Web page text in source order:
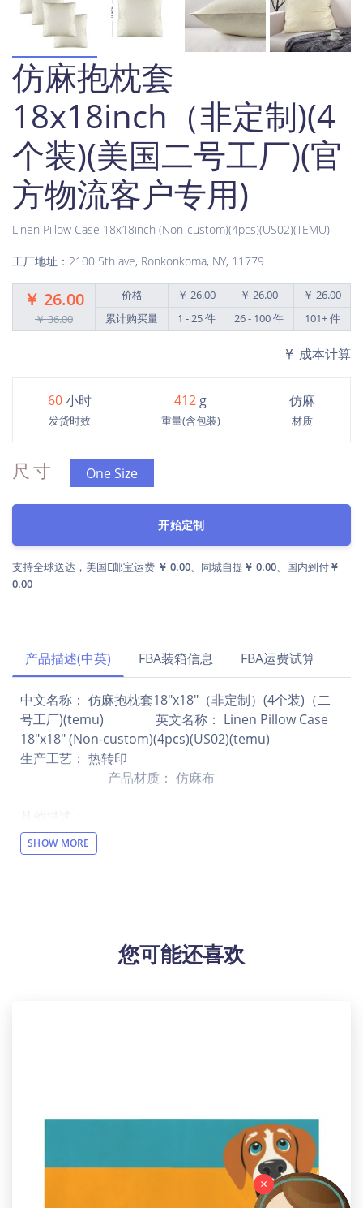
仿麻抱枕套
18x18inch（非定制)(4
个装)(美国二号工厂)(官
方物流客户专用)
Linen Pillow Case 18x18inch (Non-custom)(4pcs)(US02)(TEMU)
工厂地址：2100 5th ave, Ronkonkoma, NY, 11779
￥ 26.00
￥ 36.00
价格 ￥ 26.00 ￥ 26.00
￥ 26.00
累计购买量
1 - 25 件 26 - 100 件 101+ 件
成本计算
60小时
发货时效
412 g
重量(含包装)
仿麻
材质
尺寸 One Size
开始定制
支持全球送达，美国E邮宝运费 ￥ 0.00、同城自提 ￥ 0.00、国内到付￥
0.00
产品描述(中英) FBA装箱信息 FBA运费试算
中文名称： 仿麻抱枕套18"x18"（非定制）(4个装)（二
号工厂)(temu) 英文名称： Linen Pillow Case
18"x18" (Non-custom)(4pcs)(US02)(temu)
生产工艺： 热转印
产品材质： 仿麻布
【注意】此产品价格不含运费，仅支持走官方物流（目
前可走USPS、GOFO、
【材质说明】100%涤纶。面料克重180g麻。
【洗涤说明】机洗在60°C以下，不褪色，防缩水。
【特别说明】此尺码数据因测量方法不同，误差在1-2cm
内的属于正常现象。
【产品尺码】45.7cm(宽) x 45.7cm(长)
SHOW MORE
您可能还喜欢
×